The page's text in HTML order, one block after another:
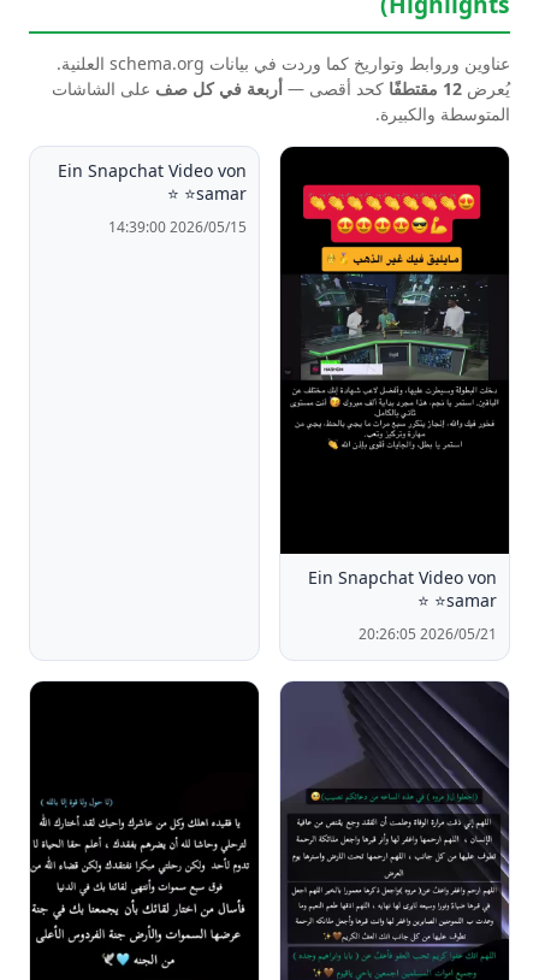
عناوين وروابط وتواريخ كما وردت في بيانات schema.org العلنية.
يُعرض 12 مقتطفًا كحد أقصى — أربعة في كل صف على الشاشات
المتوسطة والكبيرة.
Ein Snapchat Video von
⭐️samar ⭐️
2026/05/21 20:26:05
Ein Snapchat Video von
⭐️samar ⭐️
2026/05/15 14:39:00